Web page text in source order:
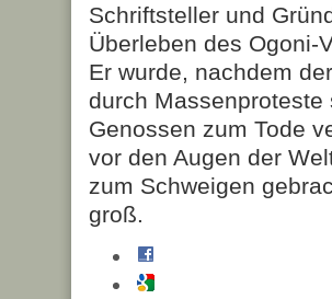
Schriftsteller und
Überleben des Ogoni-
Er wurde, nachdem
durch
Genossen zum Tode
vor den Augen der
zum Schweigen
groß.